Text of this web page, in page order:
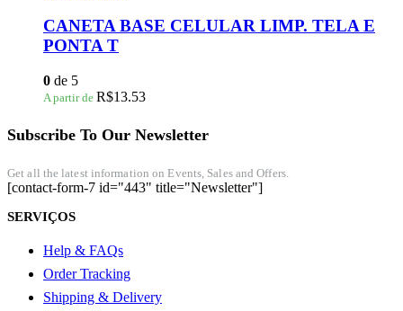
CANETA BASE CELULAR LIMP. TELA E
PONTA T
0 de 5
A partir de R$13.53
Subscribe To Our Newsletter
Get all the latest information on Events, Sales and Offers.
[contact-form-7 id="443" title="Newsletter"]
SERVIÇOS
Help & FAQs
Order Tracking
Shipping & Delivery